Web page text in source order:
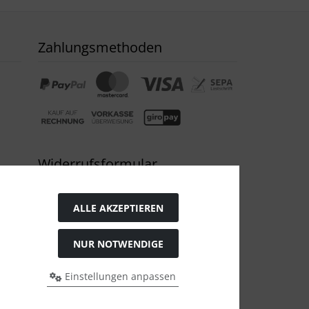
Zahlungsmethoden
Widerrufsformular
ALLE AKZEPTIEREN
NUR NOTWENDIGE
Einstellungen anpassen